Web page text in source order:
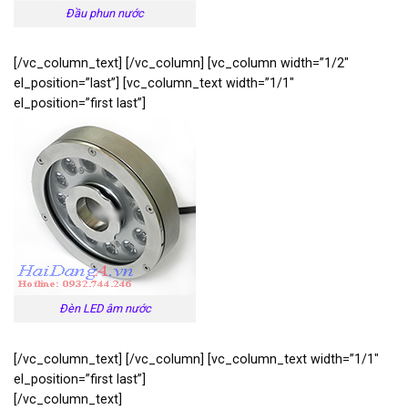
Đầu phun nước
[/vc_column_text] [/vc_column] [vc_column width=”1/2″
el_position=”last”] [vc_column_text width=”1/1″
el_position=”first last”]
Đèn LED âm nước
[/vc_column_text] [/vc_column] [vc_column_text width=”1/1″
el_position=”first last”]
[/vc_column_text]